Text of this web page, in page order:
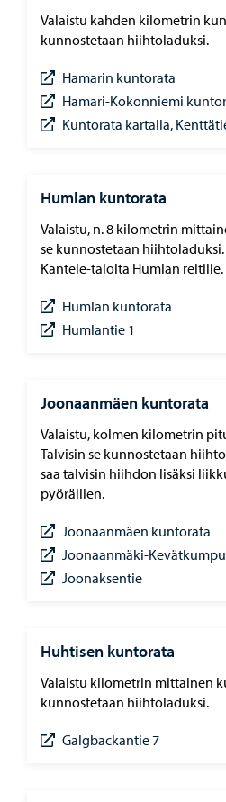
Valaistu kahden kilometrin
kunnostetaan hiihtoladuksi.
Hamarin kuntorata
Hamari-Kokonniemi
Kuntorata kartalla,
Humlan kuntorata
Valaistu, n. 8 kilometrin
se kunnostetaan
Kantele-talolta Humlan reitille.
Humlan kuntorata
Humlantie 1
Joonaanmäen kuntorata
Valaistu, kolmen kilometrin
Talvisin se kunnostetaan
saa talvisin hiihdon lisäksi
pyöräillen.
Joonaanmäen kuntorata
Joonaanmäki-
Joonaksentie
Huhtisen kuntorata
Valaistu kilometrin mittainen
kunnostetaan hiihtoladuksi.
Galgbackantie 7